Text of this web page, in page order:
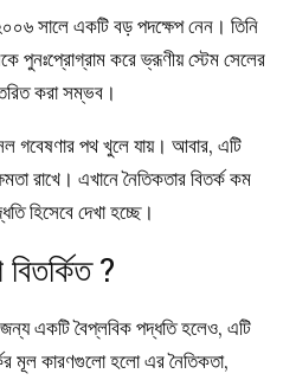
সালে একটি বড় পদক্ষেপ নেন। তিনি
পুনঃপ্রোগ্রাম করে ভ্রূণীয় স্টেম সেলের
করা সম্ভব।
গবেষণার পথ খুলে যায়। আবার, এটি
রাখে। এখানে নৈতিকতার বিতর্ক কম
হিসেবে দেখা হচ্ছে।
?
জন্য একটি বৈপ্লবিক পদ্ধতি হলেও, এটি
মূল কারণগুলো হলো এর নৈতিকতা,